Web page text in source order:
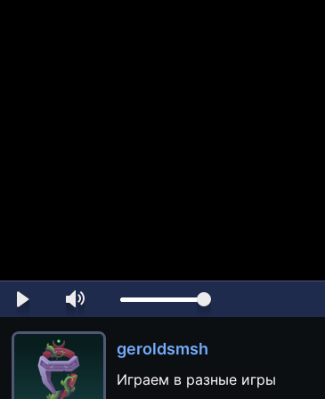
geroldsmsh
Играем в разные игры